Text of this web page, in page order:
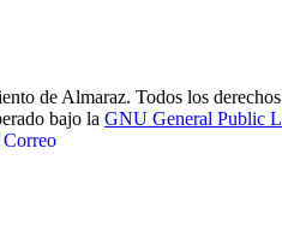
de Almaraz. Todos los derechos
bajo la GNU General Public
Correo